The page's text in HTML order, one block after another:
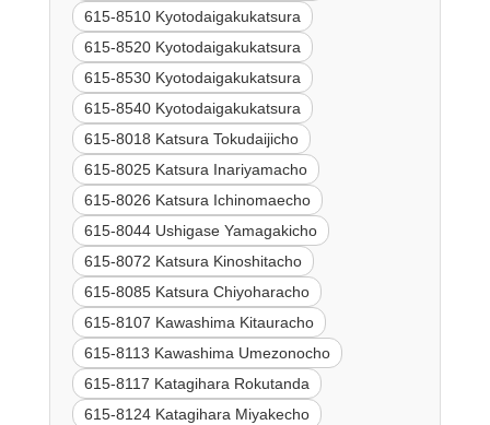
615-8510 Kyotodaigakukatsura
615-8520 Kyotodaigakukatsura
615-8530 Kyotodaigakukatsura
615-8540 Kyotodaigakukatsura
615-8018 Katsura Tokudaijicho
615-8025 Katsura Inariyamacho
615-8026 Katsura Ichinomaecho
615-8044 Ushigase Yamagakicho
615-8072 Katsura Kinoshitacho
615-8085 Katsura Chiyoharacho
615-8107 Kawashima Kitauracho
615-8113 Kawashima Umezonocho
615-8117 Katagihara Rokutanda
615-8124 Katagihara Miyakecho